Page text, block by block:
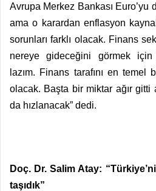
Avrupa Merkez Bankası Euro’yu
ama o karardan enflasyon
sorunları farklı olacak. Finans
nereye gideceğini görmek için
lazım. Finans tarafını en
olacak. Başta bir miktar ağır gitti
da hızlanacak” dedi.
Doç. Dr. Salim Atay:
taşıdık”